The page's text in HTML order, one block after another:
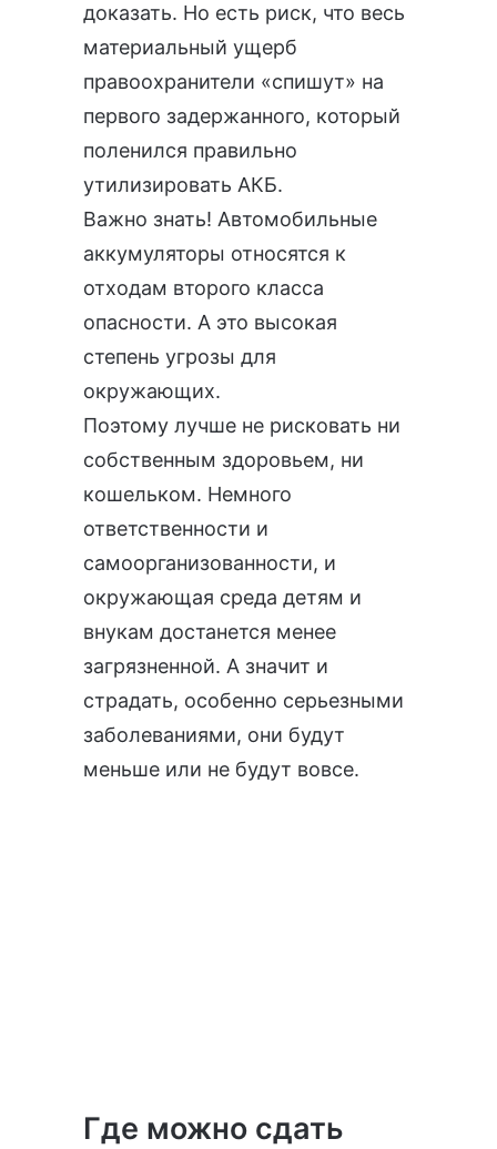
доказать. Но есть риск, что весь
материальный ущерб
правоохранители «спишут» на
первого задержанного, который
поленился правильно
утилизировать АКБ.
Важно знать! Автомобильные
аккумуляторы относятся к
отходам второго класса
опасности. А это высокая
степень угрозы для
окружающих.
Поэтому лучше не рисковать ни
собственным здоровьем, ни
кошельком. Немного
ответственности и
самоорганизованности, и
окружающая среда детям и
внукам достанется менее
загрязненной. А значит и
страдать, особенно серьезными
заболеваниями, они будут
меньше или не будут вовсе.
Где можно сдать